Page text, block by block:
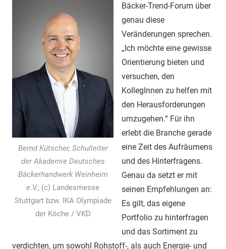
Bernd Kütscher, Schulleiter
der Akademie Deutsches
Bäckerhandwerk Weinheim
e.V.; (c) Landesmesse
Stuttgart bzw. IKA Olympiade
der Köche / VKD
Bäcker-Trend-Forum über
genau diese
Veränderungen sprechen.
„Ich möchte eine gewisse
Orientierung bieten und
versuchen, den
KollegInnen zu helfen mit
den Herausforderungen
umzugehen.“ Für ihn
erlebt die Branche gerade
eine Zeit des Aufräumens
und des Hinterfragens.
Genau da setzt er mit
seinen Empfehlungen an:
Es gilt, das eigene
Portfolio zu hinterfragen
und das Sortiment zu
verdichten, um sowohl Rohstoff-, als auch Energie- und